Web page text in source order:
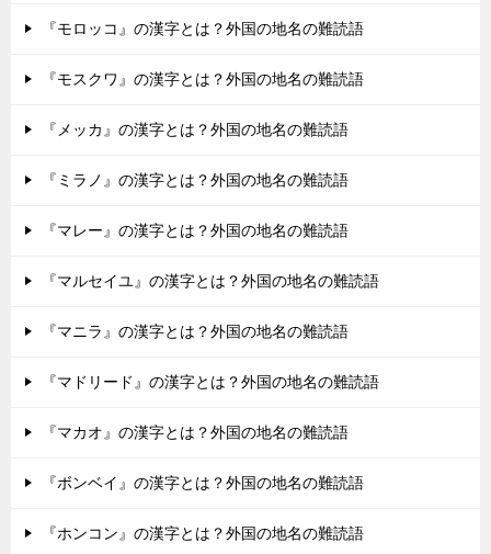
『モロッコ』の漢字とは？外国の地名の難読語
『モスクワ』の漢字とは？外国の地名の難読語
『メッカ』の漢字とは？外国の地名の難読語
『ミラノ』の漢字とは？外国の地名の難読語
『マレー』の漢字とは？外国の地名の難読語
『マルセイユ』の漢字とは？外国の地名の難読語
『マニラ』の漢字とは？外国の地名の難読語
『マドリード』の漢字とは？外国の地名の難読語
『マカオ』の漢字とは？外国の地名の難読語
『ボンベイ』の漢字とは？外国の地名の難読語
『ホンコン』の漢字とは？外国の地名の難読語